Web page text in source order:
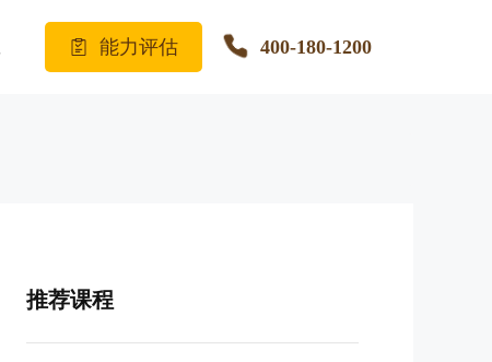
能力评估 400-180-1200
推荐课程